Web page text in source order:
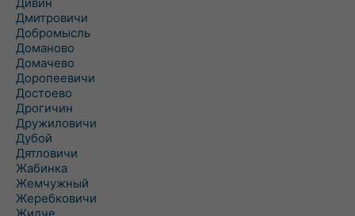
Дмитровичи
Добромысль
Доманово
Домачево
Доропеевичи
Достоево
Дрогичин
Дружиловичи
Дубой
Дятловичи
Жабинка
Жемчужный
Жеребковичи